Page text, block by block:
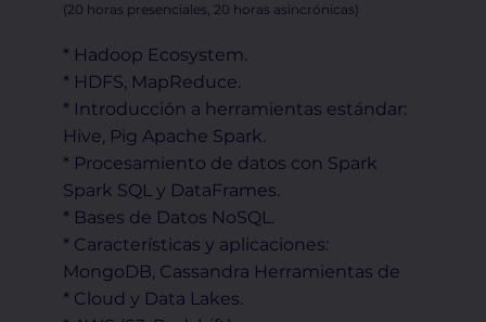
(20 horas presenciales, 20 horas asincrónicas)
* Hadoop Ecosystem.
* HDFS, MapReduce.
* Introducción a herramientas estándar:
Hive, Pig Apache Spark.
* Procesamiento de datos con Spark
Spark SQL y DataFrames.
* Bases de Datos NoSQL.
* Características y aplicaciones:
MongoDB, Cassandra Herramientas de
* Cloud y Data Lakes.